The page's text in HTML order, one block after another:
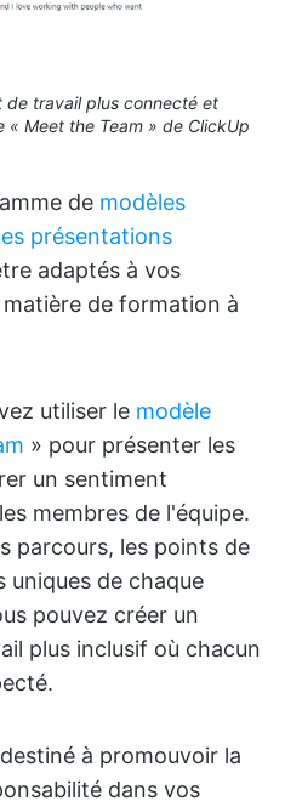
de travail plus connecté et
Meet the Team » de ClickUp
de modèles
présentations
adaptés à vos
de formation à
utiliser le modèle
» pour présenter les
un sentiment
membres de l'équipe.
parcours, les points de
de chaque
pouvez créer un
plus inclusif où chacun
à promouvoir la
dans vos